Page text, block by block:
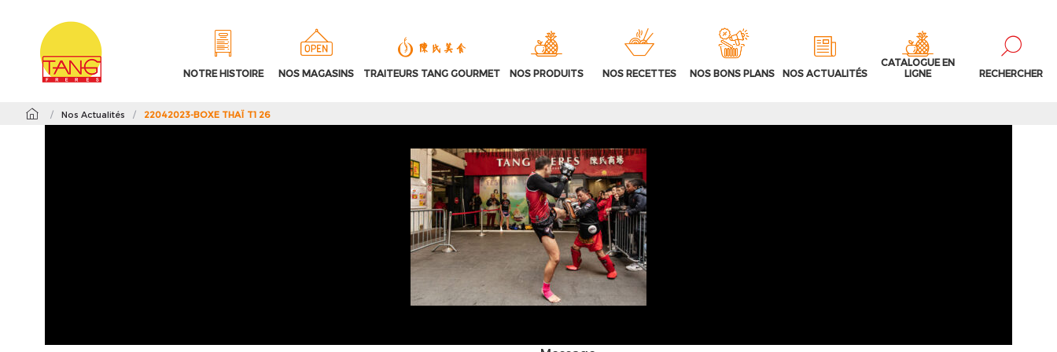
NOTRE HISTOIRE NOS MAGASINS TRAITEURS TANG GOURMET NOS PRODUITS NOS RECETTES NOS BONS PLANS NOS ACTUALITÉS
CATALOGUE EN
LIGNE
RECHERCHER
/ Nos Actualités / 22042023-BOXE THAÏ T1 26